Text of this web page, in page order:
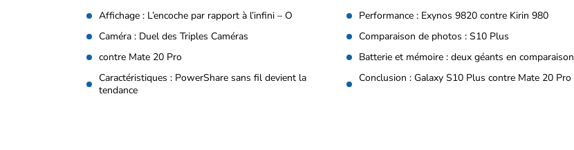
Affichage : L’encoche par rapport à l’infini – O
Performance : Exynos 9820 contre Kirin 980
Caméra : Duel des Triples Caméras
Comparaison de photos : S10 Plus
contre Mate 20 Pro
Batterie et mémoire : deux géants en comparaison
Caractéristiques : PowerShare sans fil devient la
tendance
Conclusion : Galaxy S10 Plus contre Mate 20 Pro